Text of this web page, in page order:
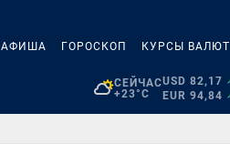
АФИША ГОРОСКОП КУРСЫ ВАЛЮТ
СЕЙЧАС
+23°C
USD 82,17
EUR 94,84